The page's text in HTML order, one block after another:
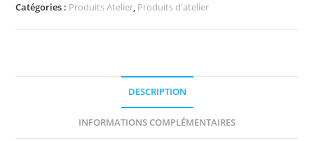
Catégories : Produits Atelier, Produits d'atelier
DESCRIPTION
INFORMATIONS COMPLÉMENTAIRES